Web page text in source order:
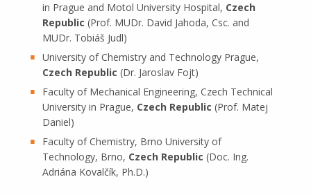
in Prague and Motol University Hospital, Czech
Republic (Prof. MUDr. David Jahoda, Csc. and
MUDr. Tobiáš Judl)
University of Chemistry and Technology Prague,
Czech Republic (Dr. Jaroslav Fojt)
Faculty of Mechanical Engineering, Czech Technical
University in Prague, Czech Republic (Prof. Matej
Daniel)
Faculty of Chemistry, Brno University of
Technology, Brno, Czech Republic (Doc. Ing.
Adriána Kovalčík, Ph.D.)